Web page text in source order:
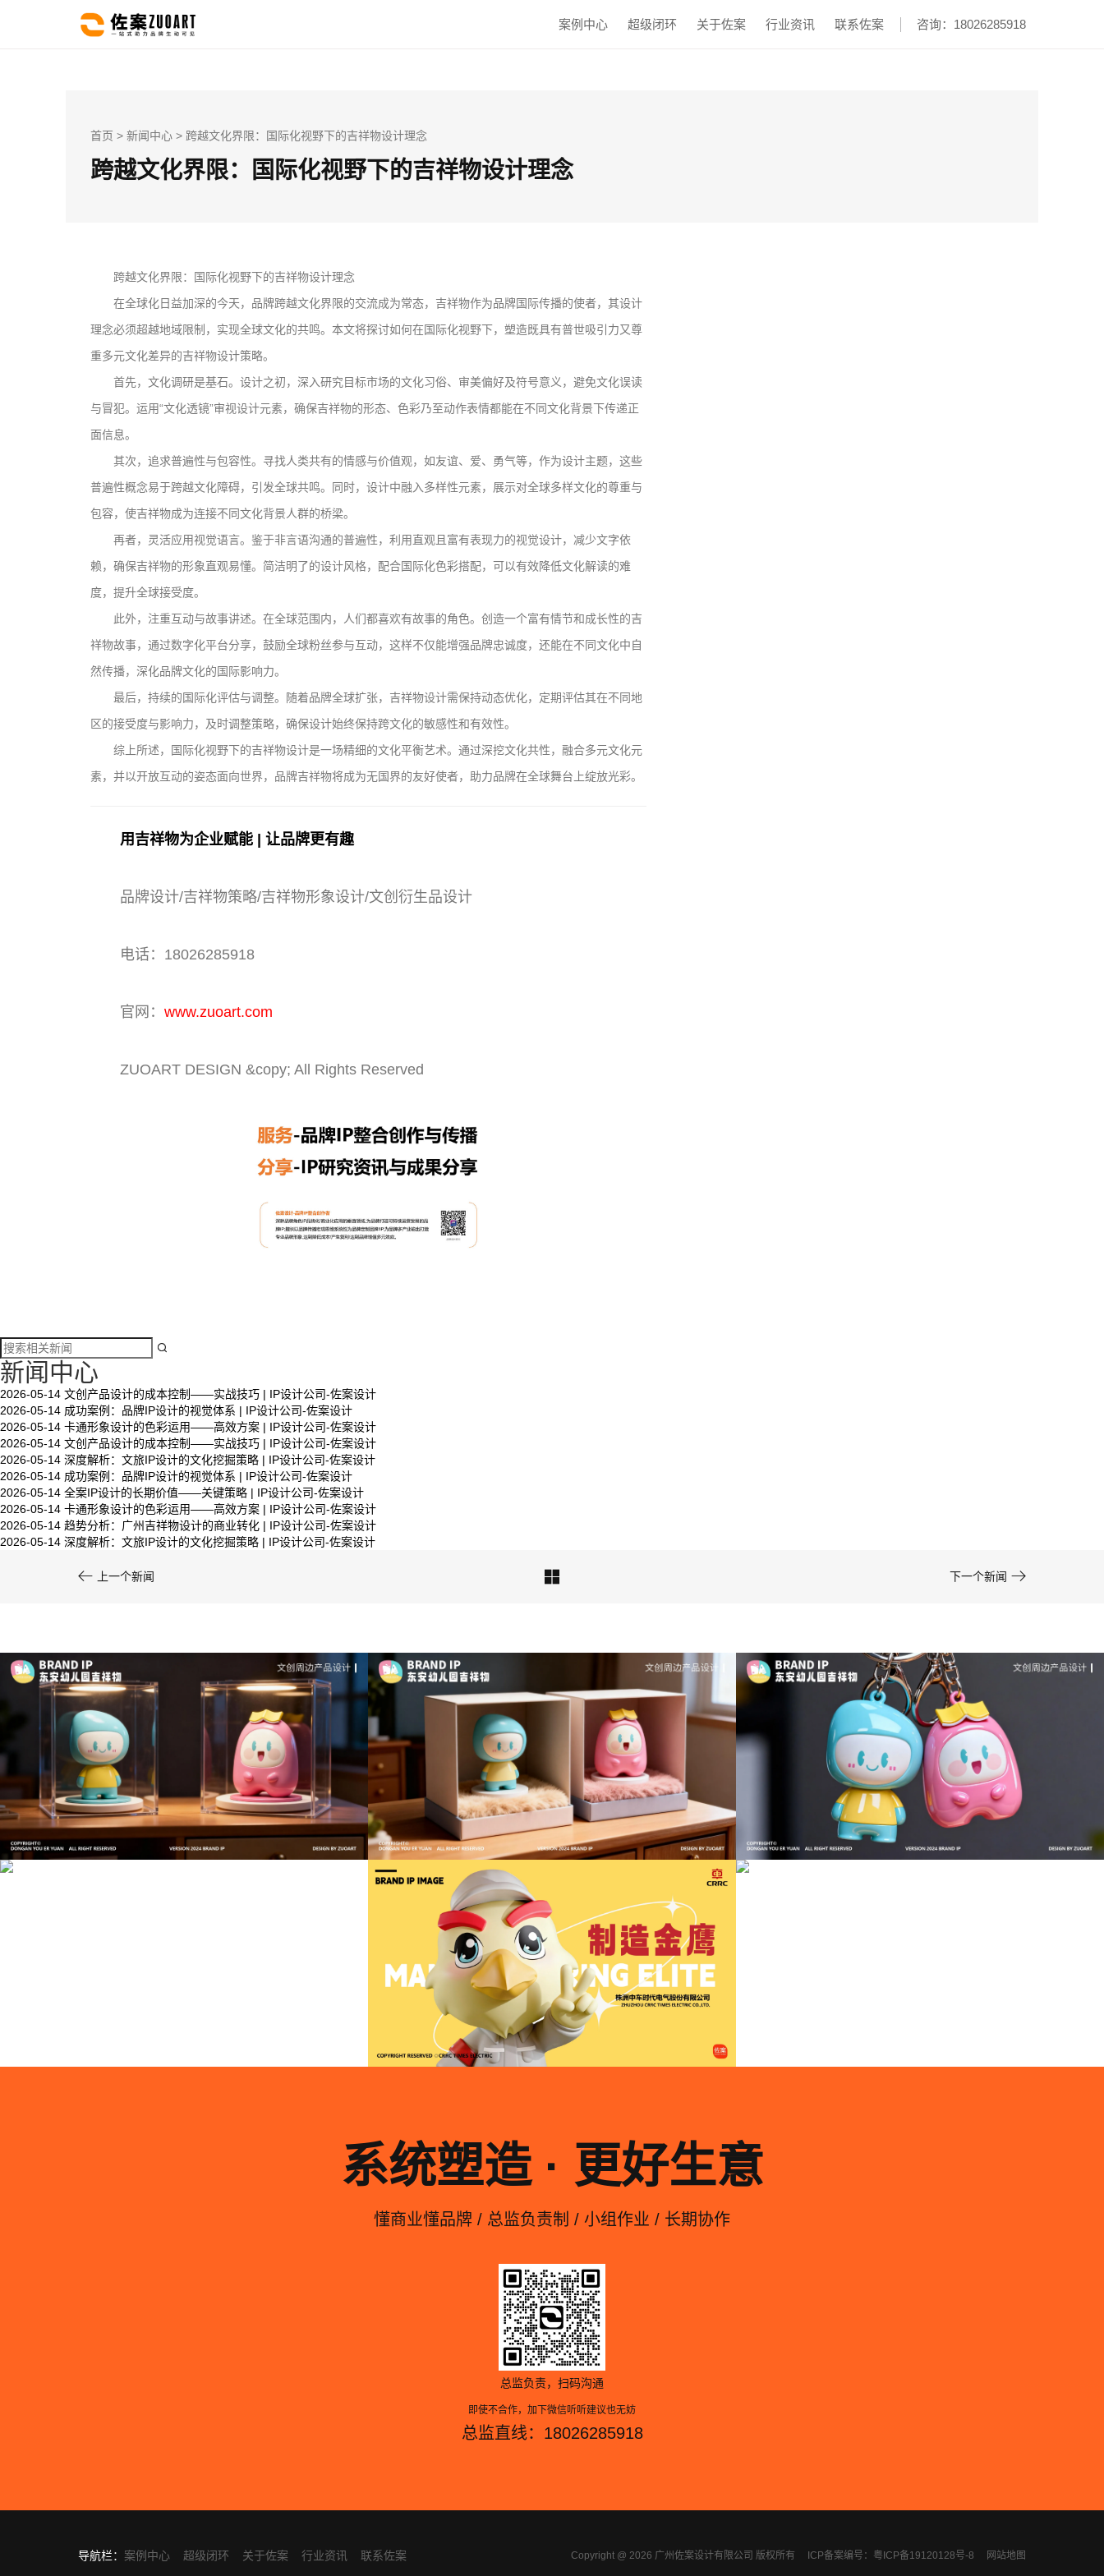
咨询：18026285918
案例中心 超级闭环 关于佐案 行业资讯 联系佐案
首页 > 新闻中心 > 跨越文化界限：国际化视野下的吉祥物设计理念
跨越文化界限：国际化视野下的吉祥物设计理念
跨越文化界限：国际化视野下的吉祥物设计理念
在全球化日益加深的今天，品牌跨越文化界限的交流成为常态，吉祥物作为品牌国际传播的使者，其设计
理念必须超越地域限制，实现全球文化的共鸣。本文将探讨如何在国际化视野下，塑造既具有普世吸引力又尊
重多元文化差异的吉祥物设计策略。
首先，文化调研是基石。设计之初，深入研究目标市场的文化习俗、审美偏好及符号意义，避免文化误读
与冒犯。运用“文化透镜”审视设计元素，确保吉祥物的形态、色彩乃至动作表情都能在不同文化背景下传递正
面信息。
其次，追求普遍性与包容性。寻找人类共有的情感与价值观，如友谊、爱、勇气等，作为设计主题，这些
普遍性概念易于跨越文化障碍，引发全球共鸣。同时，设计中融入多样性元素，展示对全球多样文化的尊重与
包容，使吉祥物成为连接不同文化背景人群的桥梁。
再者，灵活应用视觉语言。鉴于非言语沟通的普遍性，利用直观且富有表现力的视觉设计，减少文字依
赖，确保吉祥物的形象直观易懂。简洁明了的设计风格，配合国际化色彩搭配，可以有效降低文化解读的难
度，提升全球接受度。
此外，注重互动与故事讲述。在全球范围内，人们都喜欢有故事的角色。创造一个富有情节和成长性的吉
祥物故事，通过数字化平台分享，鼓励全球粉丝参与互动，这样不仅能增强品牌忠诚度，还能在不同文化中自
然传播，深化品牌文化的国际影响力。
最后，持续的国际化评估与调整。随着品牌全球扩张，吉祥物设计需保持动态优化，定期评估其在不同地
区的接受度与影响力，及时调整策略，确保设计始终保持跨文化的敏感性和有效性。
综上所述，国际化视野下的吉祥物设计是一场精细的文化平衡艺术。通过深挖文化共性，融合多元文化元
素，并以开放互动的姿态面向世界，品牌吉祥物将成为无国界的友好使者，助力品牌在全球舞台上绽放光彩。
用吉祥物为企业赋能 | 让品牌更有趣
品牌设计/吉祥物策略/吉祥物形象设计/文创衍生品设计
电话：18026285918
官网： www.zuoart.com
ZUOART DESIGN &copy; All Rights Reserved

新闻中心
2026-05-14 文创产品设计的成本控制——实战技巧 | IP设计公司-佐案设计
2026-05-14 成功案例：品牌IP设计的视觉体系 | IP设计公司-佐案设计
2026-05-14 卡通形象设计的色彩运用——高效方案 | IP设计公司-佐案设计
2026-05-14 文创产品设计的成本控制——实战技巧 | IP设计公司-佐案设计
2026-05-14 深度解析：文旅IP设计的文化挖掘策略 | IP设计公司-佐案设计
2026-05-14 成功案例：品牌IP设计的视觉体系 | IP设计公司-佐案设计
2026-05-14 全案IP设计的长期价值——关键策略 | IP设计公司-佐案设计
2026-05-14 卡通形象设计的色彩运用——高效方案 | IP设计公司-佐案设计
2026-05-14 趋势分析：广州吉祥物设计的商业转化 | IP设计公司-佐案设计
2026-05-14 深度解析：文旅IP设计的文化挖掘策略 | IP设计公司-佐案设计
 上一个新闻  下一个新闻 
文创产品设计的成本控制——实战技巧 | IP设计公
司-佐案设计
系统化的方法论是文创产品设计成功的基……
成功案例：品牌IP设计的视觉体系 | IP设计公司-佐
文创产品设计的成本控制——实战技巧 | IP设计公
司-佐案设计
从战略高度审视文旅ip设计，我们发现这……
成功案例：品牌IP设计的视觉体系 | IP设计公司-佐
案设计
系统塑造 · 更好生意
懂商业懂品牌 / 总监负责制 / 小组作业 / 长期协作
总监负责，扫码沟通
即使不合作，加下微信听听建议也无妨
总监直线：18026285918
导航栏： 案例中心 超级闭环 关于佐案 行业资讯 联系佐案 Copyright @ 2026 广州佐案设计有限公司 版权所有 ICP备案编号：粤ICP备19120128号-8 网站地图